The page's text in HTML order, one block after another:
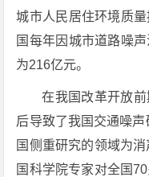
城市人民居住环境质
国每年因城市道路噪
为216亿元。
在我国改革开放
后导致了我国交通噪
国侧重研究的领域为
国科学院专家对全国